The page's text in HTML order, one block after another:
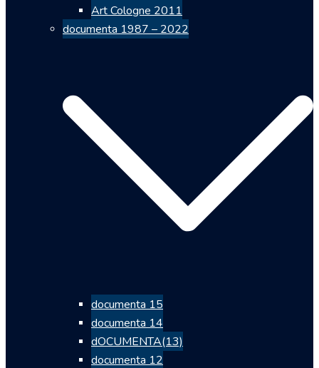
Art Cologne 2011
documenta 1987 – 2022
documenta 15
documenta 14
dOCUMENTA(13)
documenta 12